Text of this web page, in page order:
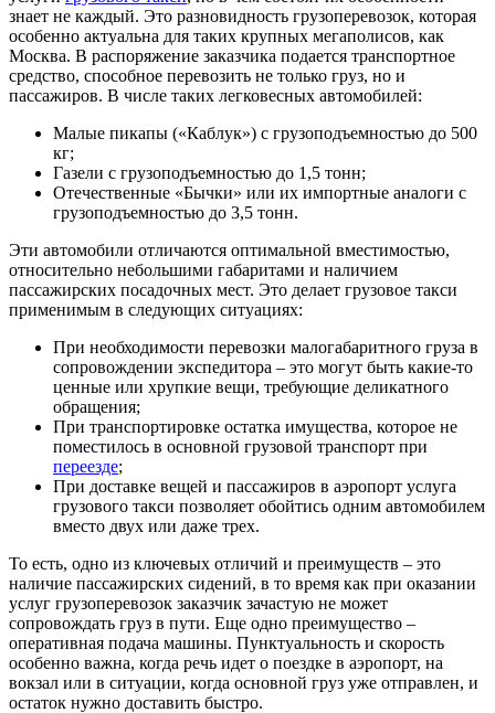
знает не каждый. Это разновидность грузоперевозок, которая
особенно актуальна для таких крупных мегаполисов, как
Москва. В распоряжение заказчика подается транспортное
средство, способное перевозить не только груз, но и
пассажиров. В числе таких легковесных автомобилей:
Малые пикапы («Каблук») с грузоподъемностью до 500
кг;
Газели с грузоподъемностью до 1,5 тонн;
Отечественные «Бычки» или их импортные аналоги с
грузоподъемностью до 3,5 тонн.
Эти автомобили отличаются оптимальной вместимостью,
относительно небольшими габаритами и наличием
пассажирских посадочных мест. Это делает грузовое такси
применимым в следующих ситуациях:
При необходимости перевозки малогабаритного груза в
сопровождении экспедитора – это могут быть какие-то
ценные или хрупкие вещи, требующие деликатного
обращения;
При транспортировке остатка имущества, которое не
поместилось в основной грузовой транспорт при
переезде;
При доставке вещей и пассажиров в аэропорт услуга
грузового такси позволяет обойтись одним автомобилем
вместо двух или даже трех.
То есть, одно из ключевых отличий и преимуществ – это
наличие пассажирских сидений, в то время как при оказании
услуг грузоперевозок заказчик зачастую не может
сопровождать груз в пути. Еще одно преимущество –
оперативная подача машины. Пунктуальность и скорость
особенно важна, когда речь идет о поездке в аэропорт, на
вокзал или в ситуации, когда основной груз уже отправлен, и
остаток нужно доставить быстро.